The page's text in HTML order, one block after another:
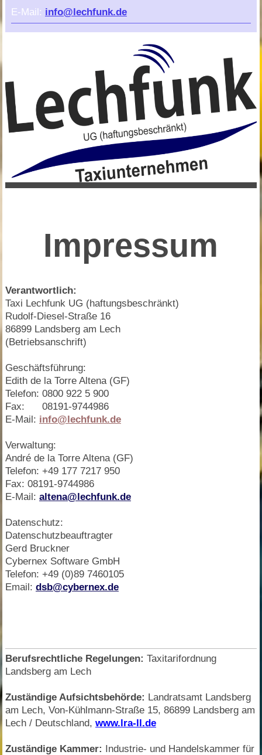
E-Mail: info@lechfunk.de
Impressum
Verantwortlich:
Taxi Lechfunk UG (haftungsbeschränkt)
Rudolf-Diesel-Straße 16
86899 Landsberg am Lech
(Betriebsanschrift)
Geschäftsführung:
Edith de la Torre Altena (GF)
Telefon: 0800 922 5 900
Fax: 08191-9744986
E-Mail: info@lechfunk.de
Verwaltung:
André de la Torre Altena (GF)
Telefon: +49 177 7217 950
Fax: 08191-9744986
E-Mail: altena@lechfunk.de
Datenschutz:
Datenschutzbeauftragter
Gerd Bruckner
Cybernex Software GmbH
Telefon: +49 (0)89 7460105
Email: dsb@cybernex.de
Berufsrechtliche Regelungen: Taxitarifordnung
Landsberg am Lech
Zuständige Aufsichtsbehörde: Landratsamt Landsberg
am Lech, Von-Kühlmann-Straße 15, 86899 Landsberg am
Lech / Deutschland, www.lra-ll.de
Zuständige Kammer: Industrie- und Handelskammer für